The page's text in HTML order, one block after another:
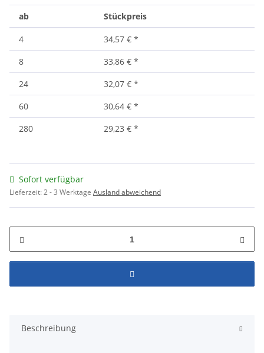
ab Stückpreis
4 34,57 € *
8
33,86 € *
24
32,07 € *
60
30,64 € *
280
29,23 € *
Sofort verfügbar
Lieferzeit:2 - 3 Werktage Ausland abweichend
Beschreibung